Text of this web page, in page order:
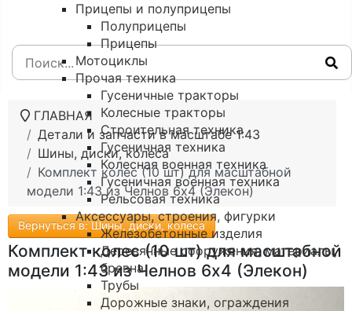
Прицепы и полуприцепы
Полуприцепы
Прицепы
Мотоциклы
Прочая техника
Гусеничные тракторы
Колесные тракторы
Строительная техника
Гусеничная техника
Колесная военная техника
Гусеничная военная техника
Рельсовая техника
Аксессуары, строения, фигурки
Железобетонные изделия
Деревянные сооружения, материалы,
бревна
Трубы
Дорожные знаки, ограждения
ГЛАВНАЯ
Детали и запчасти в масштабе 1:43
Шины, диски, колеса
Комплект колес (10 шт) для масштабной
модели 1:43 из Челнов 6х4 (Элекон)
Вернуться в: Шины, диски, колеса
Комплект колес (10 шт) для масштабной
модели 1:43 из Челнов 6х4 (Элекон)